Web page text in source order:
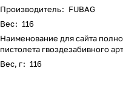
Производитель: FUBAG
Вес: 116
Наименование для сайта
пистолета гвоздезабивного
Вес, г: 116